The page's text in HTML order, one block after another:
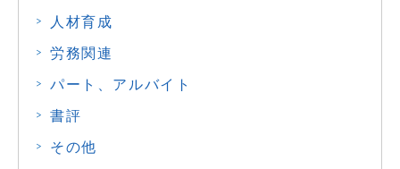
人材育成
労務関連
パート、アルバイト
書評
その他